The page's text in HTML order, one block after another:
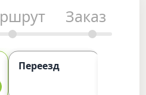
Заказ
Переезд